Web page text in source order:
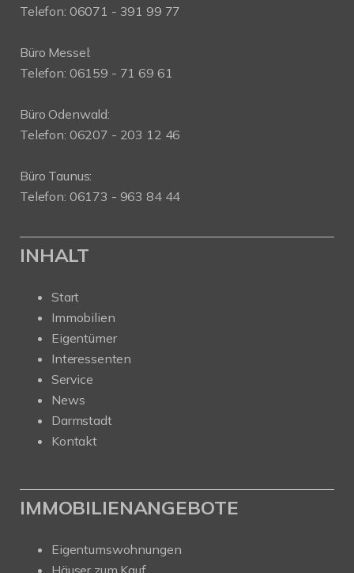
Telefon: 06071 - 391 99 77
Büro Messel:
Telefon: 06159 - 71 69 61
Büro Odenwald:
Telefon: 06207 - 203 12 46
Büro Taunus:
Telefon: 06173 - 963 84 44
INHALT
Start
Immobilien
Eigentümer
Interessenten
Service
News
Darmstadt
Kontakt
IMMOBILIENANGEBOTE
Eigentumswohnungen